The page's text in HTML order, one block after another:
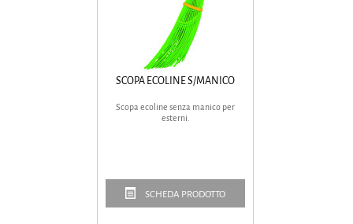
SCOPA ECOLINE S/MANICO
Scopa ecoline senza manico per
esterni.
SCHEDA PRODOTTO